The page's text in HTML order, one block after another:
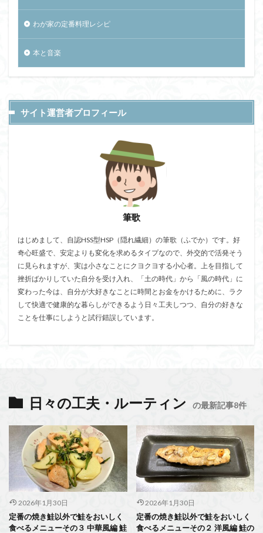
わが家の定番料理レシピ
本と音楽
サイト運営者プロフィール
筆歌
はじめまして、自認HSS型HSP（隠れ繊細）の筆歌（ふでか）です。好
奇心旺盛で、安定よりも変化を求めるタイプなので、外交的で活発そう
に見られますが、実は小さなことにクヨクヨする小心者。上を目指して
挫折ばかりしていた自分を受け入れ、「土の時代」から「風の時代」に
変わった今は、自分が大好きなことに時間とお金をかけるために、ラク
して快適で健康的な暮らしができるよう日々工夫しつつ、自分の好きな
ことを仕事にしようと試行錯誤しています。
日々の工夫・ルーティン の最新記事8件
2026年1月30日
定番の焼き鮭以外で鮭をおいしく
食べるメニューその３ 中華風編 鮭
2026年1月30日
定番の焼き鮭以外で鮭をおいしく
食べるメニューその２ 洋風編 鮭の